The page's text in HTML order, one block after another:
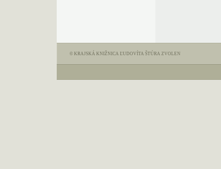
© KRAJSKÁ KNIŽNICA ĽUDOVÍTA ŠTÚRA ZVOLEN